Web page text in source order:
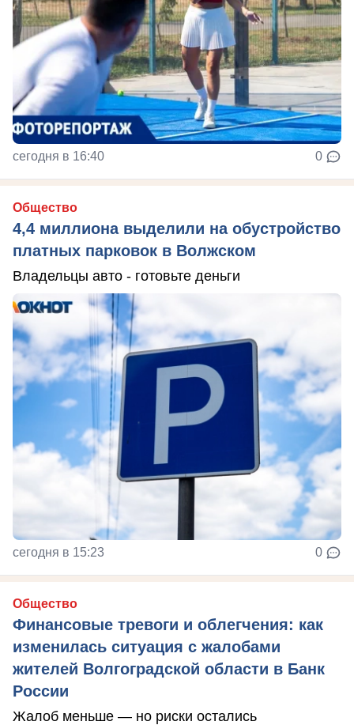
сегодня в 16:40 0
Общество
4,4 миллиона выделили на обустройство
платных парковок в Волжском
Владельцы авто - готовьте деньги
сегодня в 15:23 0
Общество
Финансовые тревоги и облегчения: как
изменилась ситуация с жалобами
жителей Волгоградской области в Банк
России
Жалоб меньше — но риски остались